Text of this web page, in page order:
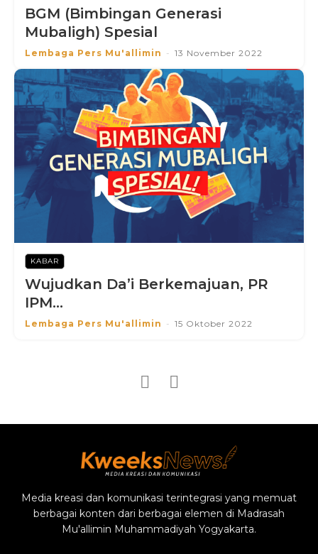
BGM (Bimbingan Generasi
Mubaligh) Spesial
Lembaga Pers Mu'allimin - 13 November 2022
KABAR
Wujudkan Da’i Berkemajuan, PR
IPM...
Lembaga Pers Mu'allimin - 15 Oktober 2022
Media kreasi dan komunikasi terintegrasi yang memuat
berbagai konten dari berbagai elemen di Madrasah
Mu'allimin Muhammadiyah Yogyakarta.